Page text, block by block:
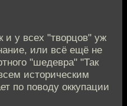
и у всех "творцов" уж
или всё ещё не
"шедевра" "Так
историческим
по поводу оккупации